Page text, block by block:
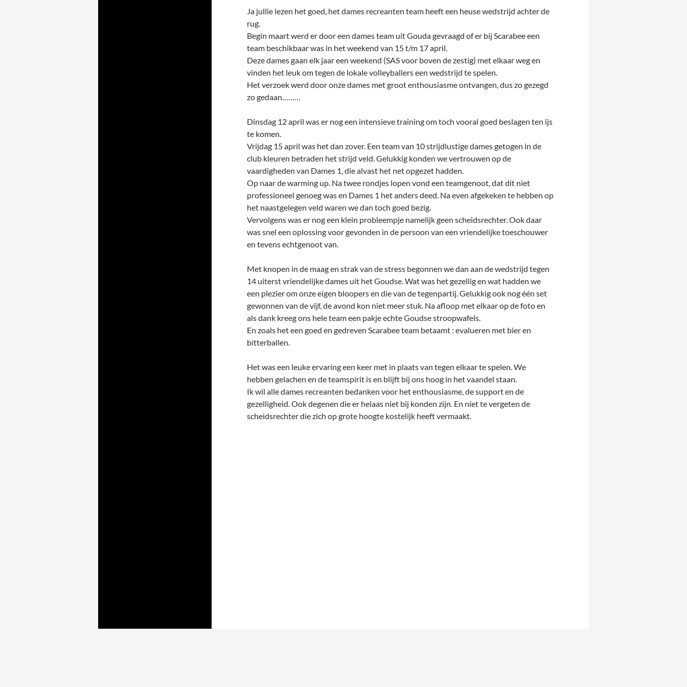
Ja jullie lezen het goed, het dames recreanten team heeft een heuse wedstrijd achter de
rug.
Begin maart werd er door een dames team uit Gouda gevraagd of er bij Scarabee een
team beschikbaar was in het weekend van 15 t/m 17 april.
Deze dames gaan elk jaar een weekend (SAS voor boven de zestig) met elkaar weg en
vinden het leuk om tegen de lokale volleyballers een wedstrijd te spelen.
Het verzoek werd door onze dames met groot enthousiasme ontvangen, dus zo gezegd
zo gedaan………
Dinsdag 12 april was er nog een intensieve training om toch vooral goed beslagen ten ijs
te komen.
Vrijdag 15 april was het dan zover. Een team van 10 strijdlustige dames getogen in de
club kleuren betraden het strijd veld. Gelukkig konden we vertrouwen op de
vaardigheden van Dames 1, die alvast het net opgezet hadden.
Op naar de warming up. Na twee rondjes lopen vond een teamgenoot, dat dit niet
professioneel genoeg was en Dames 1 het anders deed. Na even afgekeken te hebben op
het naastgelegen veld waren we dan toch goed bezig.
Vervolgens was er nog een klein probleempje namelijk geen scheidsrechter. Ook daar
was snel een oplossing voor gevonden in de persoon van een vriendelijke toeschouwer
en tevens echtgenoot van.
Met knopen in de maag en strak van de stress begonnen we dan aan de wedstrijd tegen
14 uiterst vriendelijke dames uit het Goudse. Wat was het gezellig en wat hadden we
een plezier om onze eigen bloopers en die van de tegenpartij. Gelukkig ook nog één set
gewonnen van de vijf, de avond kon niet meer stuk. Na afloop met elkaar op de foto en
als dank kreeg ons hele team een pakje echte Goudse stroopwafels.
En zoals het een goed en gedreven Scarabee team betaamt : evalueren met bier en
bitterballen.
Het was een leuke ervaring een keer met in plaats van tegen elkaar te spelen. We
hebben gelachen en de teamspirit is en blijft bij ons hoog in het vaandel staan.
Ik wil alle dames recreanten bedanken voor het enthousiasme, de support en de
gezelligheid. Ook degenen die er helaas niet bij konden zijn. En niet te vergeten de
scheidsrechter die zich op grote hoogte kostelijk heeft vermaakt.